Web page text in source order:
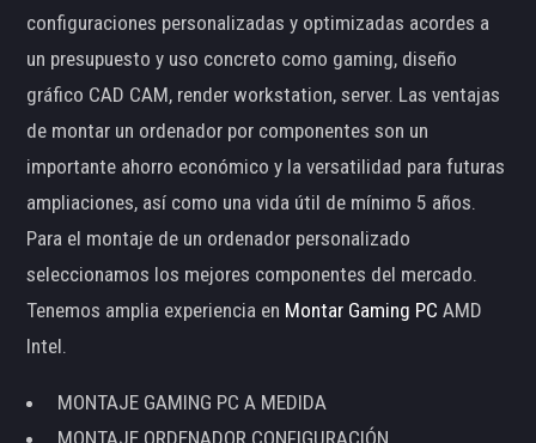
configuraciones personalizadas y optimizadas acordes a
un presupuesto y uso concreto como gaming, diseño
gráfico CAD CAM, render workstation, server. Las ventajas
de montar un ordenador por componentes son un
importante ahorro económico y la versatilidad para futuras
ampliaciones, así como una vida útil de mínimo 5 años.
Para el montaje de un ordenador personalizado
seleccionamos los mejores componentes del mercado.
Tenemos amplia experiencia en Montar Gaming PC AMD
Intel.
MONTAJE GAMING PC A MEDIDA
MONTAJE ORDENADOR CONFIGURACIÓN